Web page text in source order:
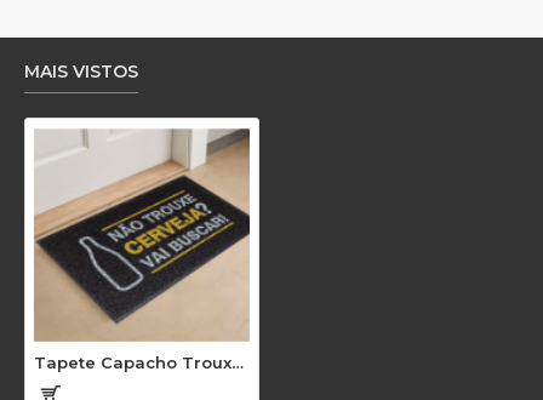
MAIS VISTOS
Tapete Capacho Trouxe Cerveja MC 003